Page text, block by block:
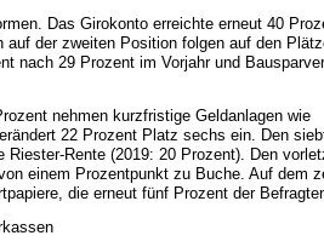
Das Girokonto erreichte erneut 40
der zweiten Position folgen auf den
nach 29 Prozent im Vorjahr und
nehmen kurzfristige Geldanlagen wie
22 Prozent Platz sechs ein. Den
Rente (2019: 20 Prozent). Den
einem Prozentpunkt zu Buche. Auf dem
die erneut fünf Prozent der